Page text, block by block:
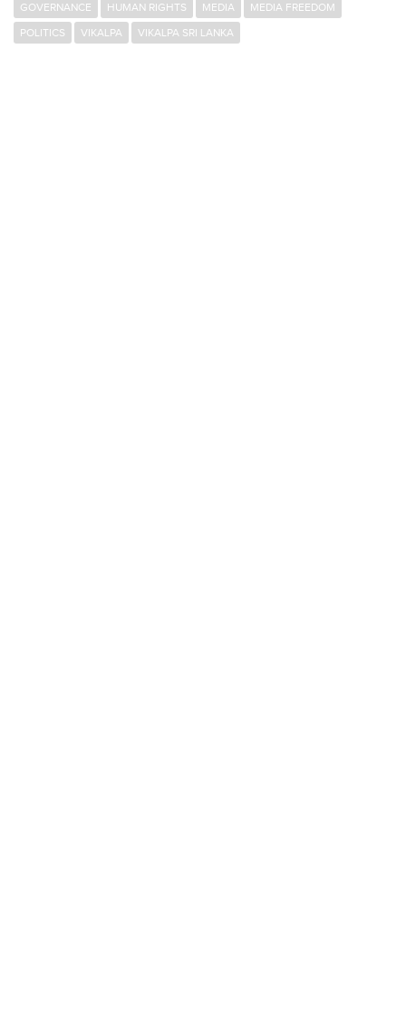
GOVERNANCE
HUMAN RIGHTS MEDIA
MEDIA FREEDOM
POLITICS
VIKALPA VIKALPA SRI LANKA